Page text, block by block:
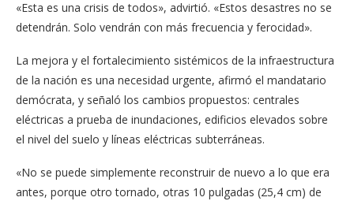
«Esta es una crisis de todos», advirtió. «Estos desastres no se
detendrán. Solo vendrán con más frecuencia y ferocidad».
La mejora y el fortalecimiento sistémicos de la infraestructura
de la nación es una necesidad urgente, afirmó el mandatario
demócrata, y señaló los cambios propuestos: centrales
eléctricas a prueba de inundaciones, edificios elevados sobre
el nivel del suelo y líneas eléctricas subterráneas.
«No se puede simplemente reconstruir de nuevo a lo que era
antes, porque otro tornado, otras 10 pulgadas (25,4 cm) de